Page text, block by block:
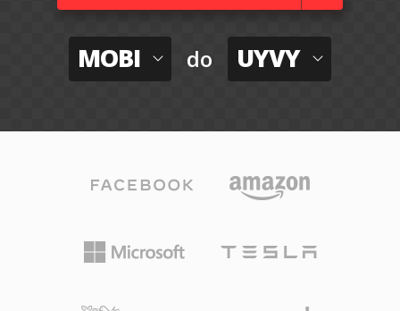
MOBI do UYVY